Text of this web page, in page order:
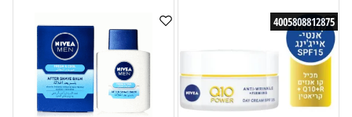
4005808812875